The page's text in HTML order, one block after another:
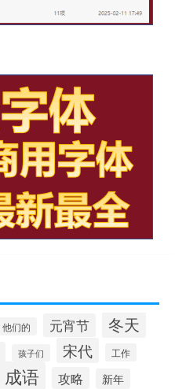
他们的 元宵节 冬天
孩子们 宋代 工作
成语 攻略 新年